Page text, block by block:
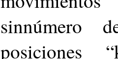
sinnúmero
posiciones